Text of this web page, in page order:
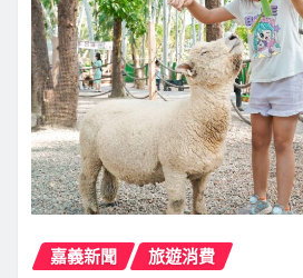
嘉義新聞 旅遊消費